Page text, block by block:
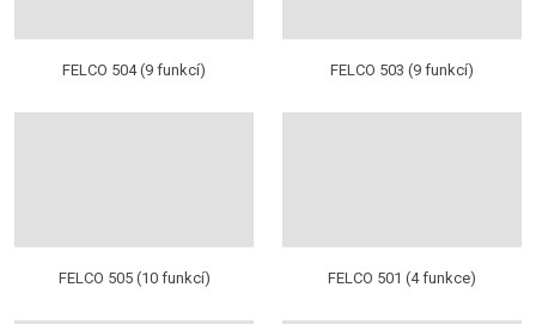
FELCO 504 (9 funkcí) FELCO 503 (9 funkcí)
FELCO 505 (10 funkcí) FELCO 501 (4 funkce)